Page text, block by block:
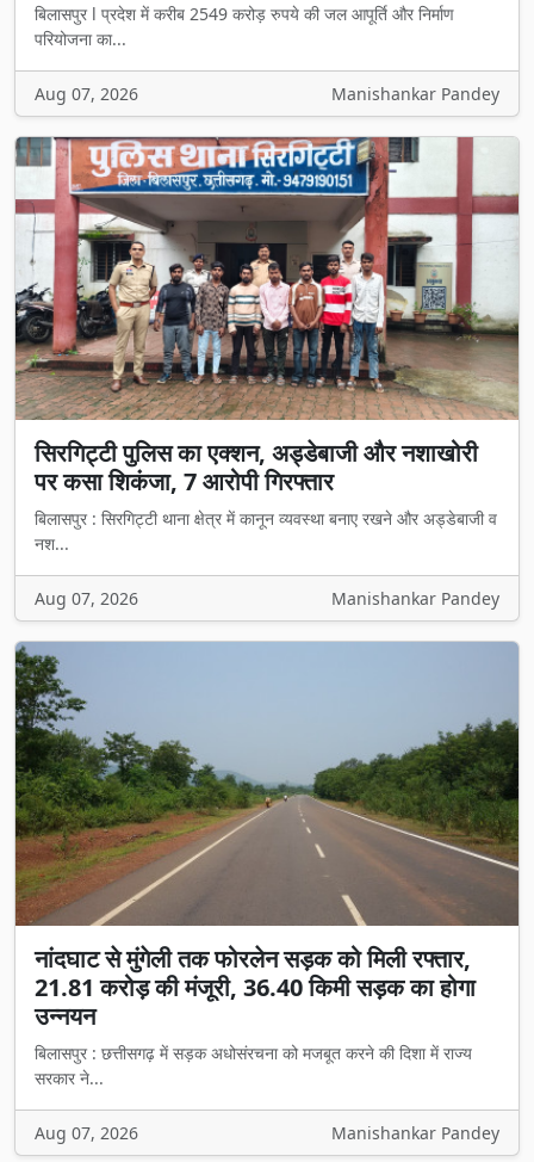
बिलासपुर l प्रदेश में करीब 2549 करोड़ रुपये की जल आपूर्ति और निर्माण
परियोजना का...
Aug 07, 2026 Manishankar Pandey
सिरगिट्टी पुलिस का एक्शन, अड्डेबाजी और नशाखोरी
पर कसा शिकंजा, 7 आरोपी गिरफ्तार
बिलासपुर : सिरगिट्टी थाना क्षेत्र में कानून व्यवस्था बनाए रखने और अड्डेबाजी व
नश...
Aug 07, 2026 Manishankar Pandey
नांदघाट से मुंगेली तक फोरलेन सड़क को मिली रफ्तार,
21.81 करोड़ की मंजूरी, 36.40 किमी सड़क का होगा
उन्नयन
बिलासपुर : छत्तीसगढ़ में सड़क अधोसंरचना को मजबूत करने की दिशा में राज्य
सरकार ने...
Aug 07, 2026 Manishankar Pandey